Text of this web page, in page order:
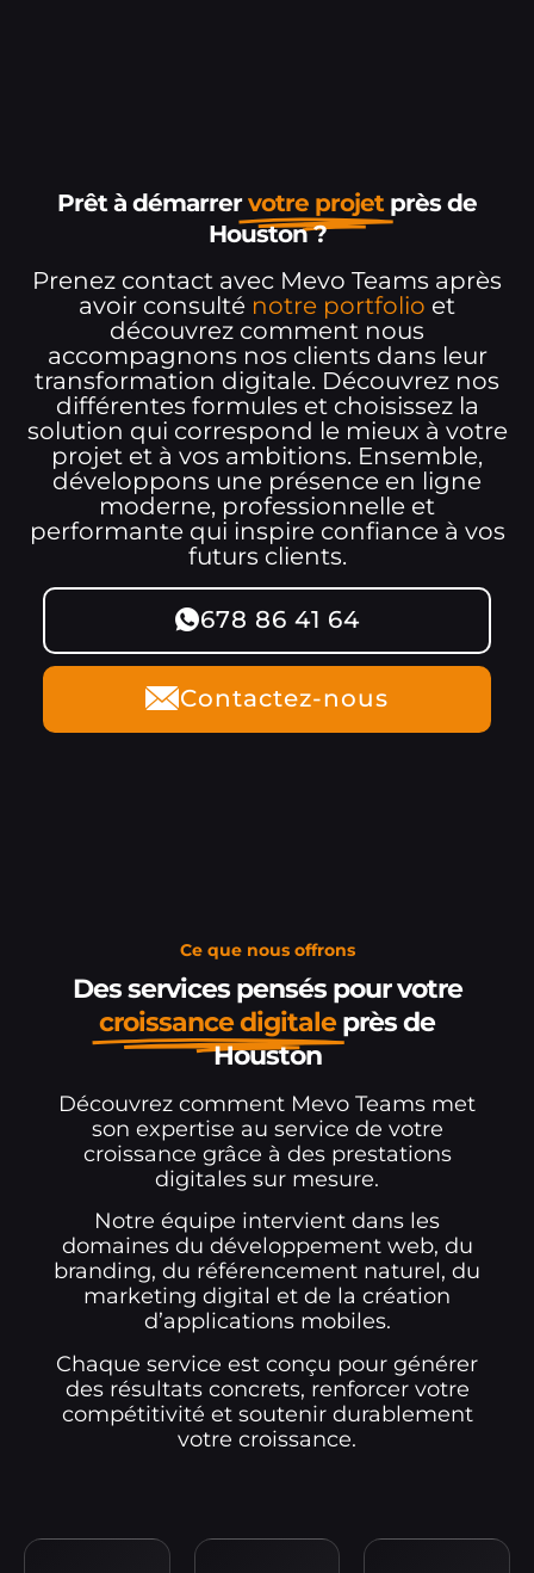
Prêt à démarrervotre projet près de
Houston ?
Prenez contact avec Mevo Teams après
avoir consulté notre portfolio et
découvrez comment nous
accompagnons nos clients dans leur
transformation digitale. Découvrez nos
différentes formules et choisissez la
solution qui correspond le mieux à votre
projet et à vos ambitions. Ensemble,
développons une présence en ligne
moderne, professionnelle et
performante qui inspire confiance à vos
futurs clients.
678 86 41 64
Contactez-nous
Ce que nous offrons
Des services pensés pour votre
croissance digitale près de
Houston
Découvrez comment Mevo Teams met
son expertise au service de votre
croissance grâce à des prestations
digitales sur mesure.
Notre équipe intervient dans les
domaines du développement web, du
branding, du référencement naturel, du
marketing digital et de la création
d’applications mobiles.
Chaque service est conçu pour générer
des résultats concrets, renforcer votre
compétitivité et soutenir durablement
votre croissance.